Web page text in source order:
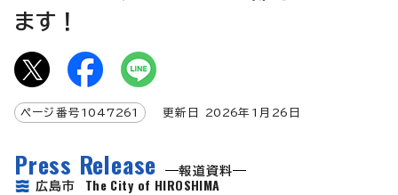
ます！
ページ番号 1047261 更新日 2026年1月 26 日
Press Release
報道資料
広島市 The City of HIROSHIMA